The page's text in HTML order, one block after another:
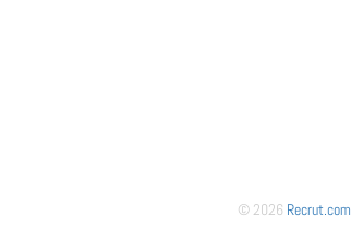
© 2026 Recrut.com